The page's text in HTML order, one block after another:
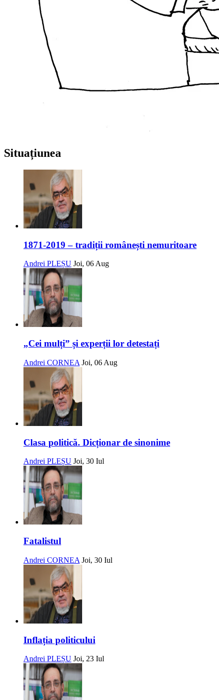
Situațiunea
1871-2019 – tradiții românești nemuritoare
Andrei PLEȘU Joi, 06 Aug
„Cei mulți” și experții lor detestați
Andrei CORNEA Joi, 06 Aug
Clasa politică. Dicționar de sinonime
Andrei PLEȘU Joi, 30 Iul
Fatalistul
Andrei CORNEA Joi, 30 Iul
Inflația politicului
Andrei PLEȘU Joi, 23 Iul